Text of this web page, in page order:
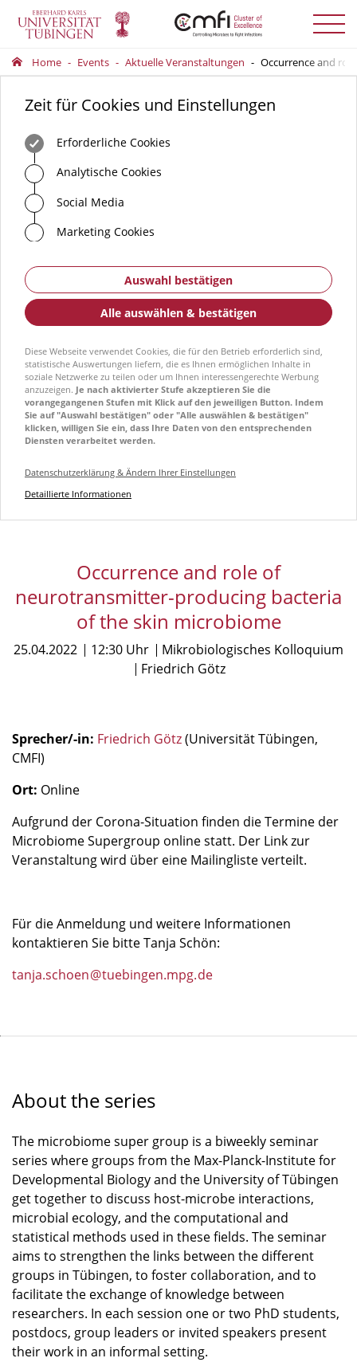
Menü
Home Events Aktuelle Veranstaltungen Occurrence and
Zeit für Cookies und Einstellungen
Erforderliche Cookies
Analytische Cookies
Social Media
Marketing Cookies
Auswahl bestätigen
Alle auswählen & bestätigen
Diese Webseite verwendet Cookies, die für den Betrieb erforderlich sind,
statistische Auswertungen liefern, die es Ihnen ermöglichen Inhalte in
soziale Netzwerke zu teilen oder um Ihnen interessengerechte Werbung
anzuzeigen. Je nach aktivierter Stufe akzeptieren Sie die
vorangegangenen Stufen mit Klick auf den jeweiligen Button. Indem
Sie auf "Auswahl bestätigen" oder "Alle auswählen & bestätigen"
klicken, willigen Sie ein, dass Ihre Daten von den entsprechenden
Diensten verarbeitet werden.
Datenschutzerklärung & Ändern Ihrer Einstellungen
Detaillierte Informationen
Occurrence and role of
neurotransmitter-producing bacteria
of the skin microbiome
25.04.2022 12:30 Uhr
Mikrobiologisches Kolloquium
Friedrich Götz
Sprecher/-in: Friedrich Götz(Universität Tübingen,
CMFI)
Ort: Online
Aufgrund der Corona-Situation finden die Termine der
Microbiome Supergroup online statt. Der Link zur
Veranstaltung wird über eine Mailingliste verteilt.
Für die Anmeldung und weitere Informationen
kontaktieren Sie bitte Tanja Schön:
tanja.schoen@tuebingen.mpg.de
About the series
The microbiome super group is a biweekly seminar
series where groups from the Max-Planck-Institute for
Developmental Biology and the University of Tübingen
get together to discuss host-microbe interactions,
microbial ecology, and the computational and
statistical methods used in these fields. The seminar
aims to strengthen the links between the different
groups in Tübingen, to foster collaboration, and to
facilitate the exchange of knowledge between
researchers. In each session one or two PhD students,
postdocs, group leaders or invited speakers present
their work in an informal setting.